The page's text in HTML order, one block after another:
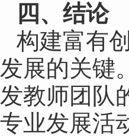
四、结论
构建富有
发展的关键
发教师团队
专业发展活